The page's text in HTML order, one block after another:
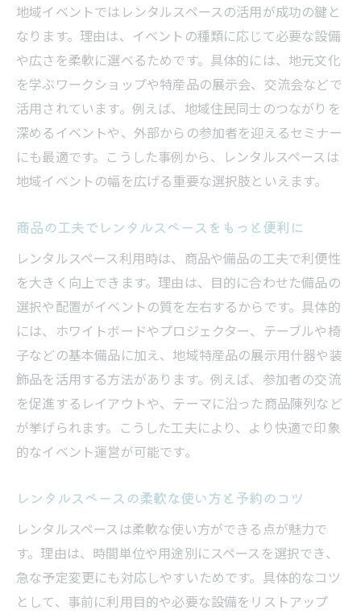
レンタルスペースで快適に過ごすための工
夫
参加者に喜ばれるレンタルスペースの雰囲
気作り
イベント成功の鍵となるレンタルスペース
の条件
商品導入で広がるレンタルスペースの可能性
ット
イベントに最適な商品の選び方と活用方法
レンタルスペースで話題を呼ぶ商品演出術
体験型イベントでレンタルスペースの魅力
拡大
商品コラボが生むレンタルスペースの新提
案
集まりを盛り上げるレンタルスペースの商
品活用
柔軟な使い方が魅力の弥彦村レンタルスペース
レンタルスペースで叶える自由なイベント
用途に応じたレンタルスペースのアレンジ
術
急な予定変更にも対応できるレンタルスペ
地域イベントではレンタルスペースの活用が成功の鍵と
なります。理由は、イベントの種類に応じて必要な設備
や広さを柔軟に選べるためです。具体的には、地元文化
を学ぶワークショップや特産品の展示会、交流会などで
活用されています。例えば、地域住民同士のつながりを
深めるイベントや、外部からの参加者を迎えるセミナー
にも最適です。こうした事例から、レンタルスペースは
地域イベントの幅を広げる重要な選択肢といえます。
商品の工夫でレンタルスペースをもっと便利に
レンタルスペース利用時は、商品や備品の工夫で利便性
を大きく向上できます。理由は、目的に合わせた備品の
選択や配置がイベントの質を左右するからです。具体的
には、ホワイトボードやプロジェクター、テーブルや椅
子などの基本備品に加え、地域特産品の展示用什器や装
飾品を活用する方法があります。例えば、参加者の交流
を促進するレイアウトや、テーマに沿った商品陳列など
が挙げられます。こうした工夫により、より快適で印象
的なイベント運営が可能です。
レンタルスペースの柔軟な使い方と予約のコツ
レンタルスペースは柔軟な使い方ができる点が魅力で
す。理由は、時間単位や用途別にスペースを選択でき、
急な予定変更にも対応しやすいためです。具体的なコツ
として、事前に利用目的や必要な設備をリストアップ